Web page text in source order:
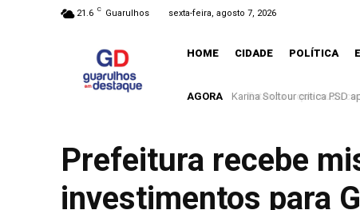
21.6 C Guarulhos sexta-feira, agosto 7, 2026
HOME CIDADE POLÍTICA
AGORA Entenda o que muda com
Prefeitura recebe
investimentos para